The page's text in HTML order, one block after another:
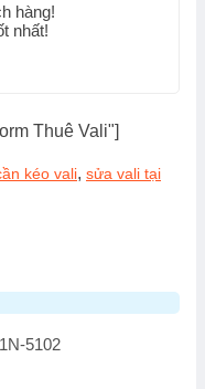
hàng!
nhất!
Thuê Vali"]
kéo vali, sửa vali tại
5102